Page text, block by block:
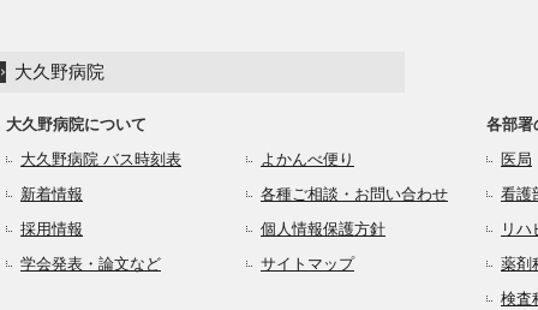
大久野病院
大久野病院について
大久野病院 バス時刻表
よかんべ便り
新着情報
各種ご相談・お問い合わせ
採用情報
個人情報保護方針
学会発表・論文など
サイトマップ
各部署
医局
看護
リ
薬剤
検査